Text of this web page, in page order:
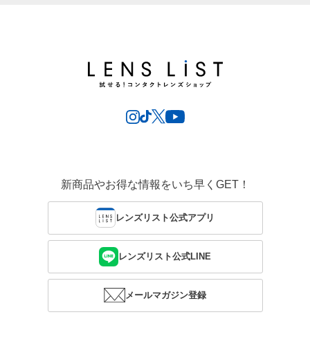
新商品やお得な情報をいち早くGET！
レンズリスト公式アプリ
レンズリスト公式LINE
メールマガジン登録